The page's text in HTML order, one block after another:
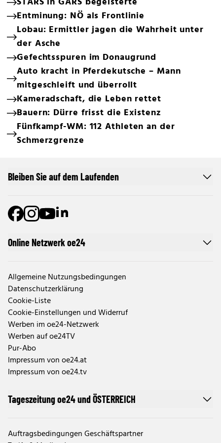
Entminung: NÖ als Frontlinie
Lobau: Ermittler jagen die Wahrheit unter
der Asche
Gefechtsspuren im Donaugrund
Auto kracht in Pferdekutsche – Mann
mitgeschleift und überrollt
Kameradschaft, die Leben rettet
Bauern: Dürre frisst die Existenz
Fünfkampf-WM: 112 Athleten an der
Schmerzgrenze
Online Netzwerk oe24
Allgemeine Nutzungsbedingungen
Datenschutzerklärung
Cookie-Liste
Cookie-Einstellungen und Widerruf
Werben im oe24-Netzwerk
Werben auf oe24TV
Pur-Abo
Impressum von oe24.at
Impressum von oe24.tv
Tageszeitung oe24 und ÖSTERREICH
Auftragsbedingungen Geschäftspartner
Bleiben Sie auf dem Laufenden